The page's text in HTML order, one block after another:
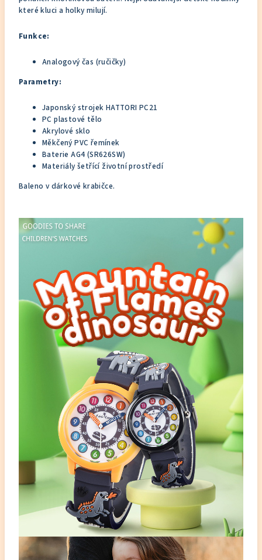
které kluci a holky milují.
Funkce:
Analogový čas (ručičky)
Parametry:
Japonský strojek HATTORI PC21
PC plastové tělo
Akrylové sklo
Měkčený PVC řemínek
Baterie AG4 (SR626SW)
Materiály šetřící životní prostředí
Baleno v dárkové krabičce.